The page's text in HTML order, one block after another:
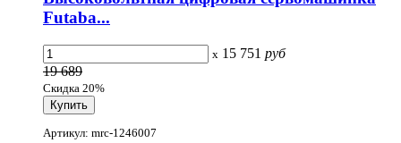
Futaba...
x 15 751 руб
19 689
Скидка 20%
Артикул: mrc-1246007